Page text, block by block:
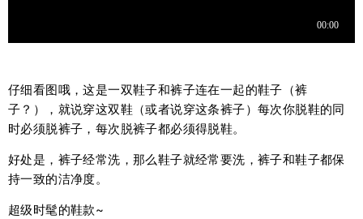
仔细看图哦，这是一双鞋子和裤子连在一起的鞋子（裤
子？），就说穿这双鞋（或者说穿这条裤子）每次你脱鞋的同
时必须脱裤子，每次脱裤子都必须得脱鞋。
好处是，裤子经常洗，那么鞋子就经常要洗，裤子和鞋子都保
持一致的洁净度。
超级时髦的鞋款~